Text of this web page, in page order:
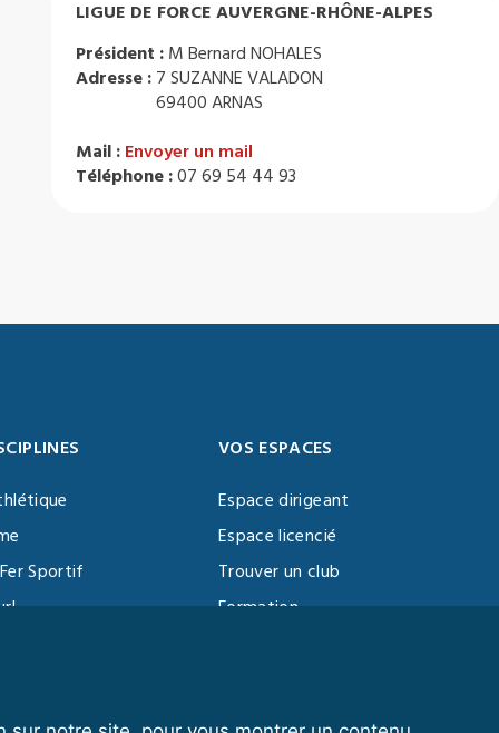
LIGUE DE FORCE AUVERGNE-RHÔNE-ALPES
Président : M Bernard NOHALES
Adresse : 7 SUZANNE VALADON
69400 ARNAS
Mail : Envoyer un mail
Téléphone :07 69 54 44 93
Sportif
VOS ESPACES
Espace dirigeant
Espace licencié
Trouver un club
Formation